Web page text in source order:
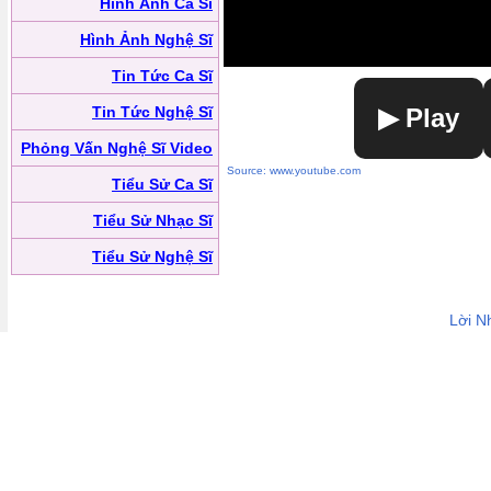
Hình Ảnh Nghệ Sĩ
Tin Tức Ca Sĩ
Tin Tức Nghệ Sĩ
Phỏng Vấn Nghệ Sĩ Video
Tiểu Sử Ca Sĩ
Tiểu Sử Nhạc Sĩ
Tiểu Sử Nghệ Sĩ
▶ Play
Source: www.youtube.com
Lời